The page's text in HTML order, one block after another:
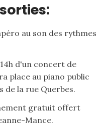
au son des rythmes
d'un concert de
place au piano public
de la rue Querbes.
gratuit offert
Mance.